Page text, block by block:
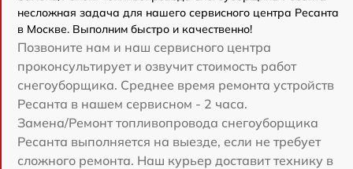
несложная задача для нашего сервисного центра Ресанта
в Москве. Выполним быстро и качественно!
Позвоните нам и наш сервисного центра
проконсультирует и озвучит стоимость работ
снегоуборщика. Среднее время ремонта устройств
Ресанта в нашем сервисном - 2 часа.
Замена/Pемонт топливопровода снегоуборщика
Ресанта выполняется на выезде, если не требует
сложного ремонта. Наш курьер доставит технику в